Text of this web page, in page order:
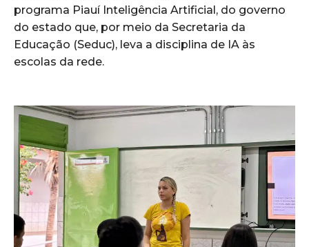
programa Piauí Inteligência Artificial, do governo
do estado que, por meio da Secretaria da
Educação (Seduc), leva a disciplina de IA às
escolas da rede.